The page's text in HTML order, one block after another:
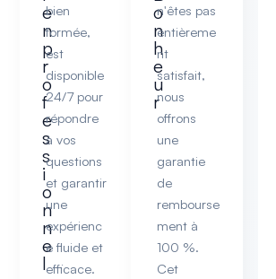
e
n
p
r
o
f
e
s
s
i
o
n
n
e
l
bien
formée,
est
disponible
24/7 pour
répondre
à vos
questions
et garantir
une
expérienc
e fluide et
efficace.
o
n
h
e
u
r
n'êtes pas
entièreme
nt
satisfait,
nous
offrons
une
garantie
de
rembourse
ment à
100 %.
Cet